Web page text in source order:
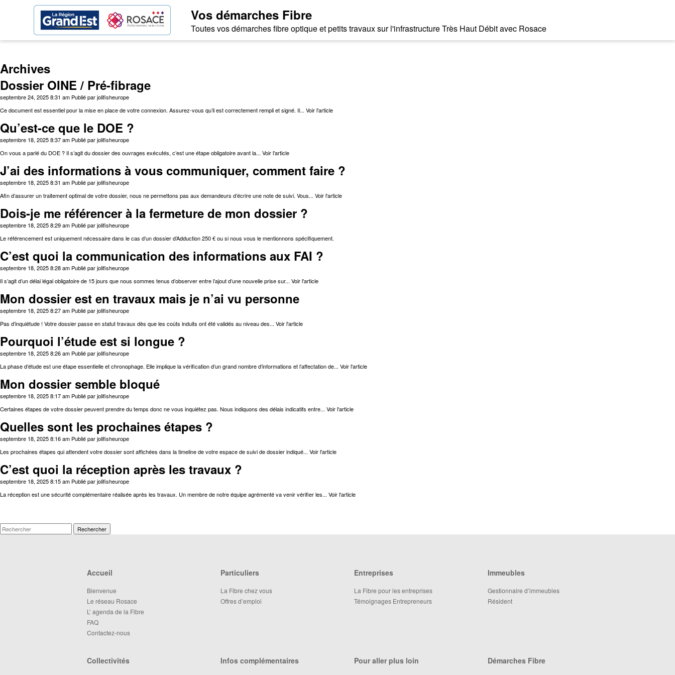
Vos démarches Fibre
Toutes vos démarches fibre optique et petits travaux sur l'infrastructure Très Haut Débit avec Rosace
Archives
Dossier OINE / Pré-fibrage
septembre 24, 2025 8:31 am Publié parjolifisheurope
Ce document est essentiel pour la mise en place de votre connexion. Assurez-vous qu’il est correctement rempli et signé. Il... Voir l'article
Qu’est-ce que le DOE ?
septembre 18, 2025 8:37 am Publié parjolifisheurope
On vous a parlé du DOE ? Il s’agit du dossier des ouvrages exécutés, c’est une étape obligatoire avant la... Voir l'article
J’ai des informations à vous communiquer, comment faire ?
septembre 18, 2025 8:31 am Publié parjolifisheurope
Afin d’assurer un traitement optimal de votre dossier, nous ne permettons pas aux demandeurs d’écrire une note de suivi. Vous... Voir l'article
Dois-je me référencer à la fermeture de mon dossier ?
septembre 18, 2025 8:29 am Publié parjolifisheurope
Le référencement est uniquement nécessaire dans le cas d’un dossier d’Adduction 250 € ou si nous vous le mentionnons spécifiquement.
C’est quoi la communication des informations aux FAI ?
septembre 18, 2025 8:28 am Publié parjolifisheurope
Il s’agit d’un délai légal obligatoire de 15 jours que nous sommes tenus d’observer entre l’ajout d’une nouvelle prise sur... Voir l'article
Mon dossier est en travaux mais je n’ai vu personne
septembre 18, 2025 8:27 am Publié parjolifisheurope
Pas d’inquiétude ! Votre dossier passe en statut travaux dès que les coûts induits ont été validés au niveau des... Voir l'article
Pourquoi l’étude est si longue ?
septembre 18, 2025 8:26 am Publié parjolifisheurope
La phase d’étude est une étape essentielle et chronophage. Elle implique la vérification d’un grand nombre d’informations et l’affectation de... Voir l'article
Mon dossier semble bloqué
septembre 18, 2025 8:17 am Publié parjolifisheurope
Certaines étapes de votre dossier peuvent prendre du temps donc ne vous inquiétez pas. Nous indiquons des délais indicatifs entre... Voir l'article
Quelles sont les prochaines étapes ?
septembre 18, 2025 8:16 am Publié parjolifisheurope
Les prochaines étapes qui attendent votre dossier sont affichées dans la timeline de votre espace de suivi de dossier indiqué... Voir l'article
C’est quoi la réception après les travaux ?
septembre 18, 2025 8:15 am Publié parjolifisheurope
La réception est une sécurité complémentaire réalisée après les travaux. Un membre de notre équipe agrémenté va venir vérifier les... Voir l'article
Rechercher
Accueil
Bienvenue
Le réseau Rosace
L’ agenda de la Fibre
FAQ
Contactez-nous
Particuliers
La Fibre chez vous
Offres d’emploi
Entreprises
La Fibre pour les entreprises
Témoignages Entrepreneurs
Immeubles
Gestionnaire d’immeubles
Résident
Collectivités Infos complémentaires Pour aller plus loin Démarches Fibre